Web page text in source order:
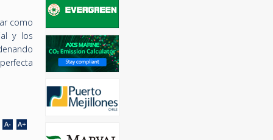
como
y los